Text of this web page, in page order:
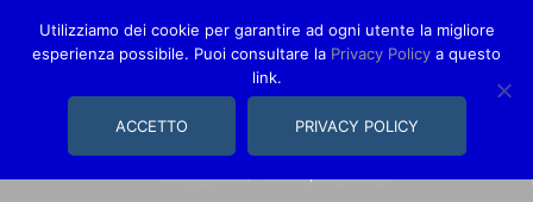
comunica@fondazionecarisal.it089 230611
Utilizziamo dei cookie per garantire ad ogni utente la migliore
esperienza possibile. Puoi consultare la Privacy Policy a questo
link.
ACCETTO PRIVACY POLICY